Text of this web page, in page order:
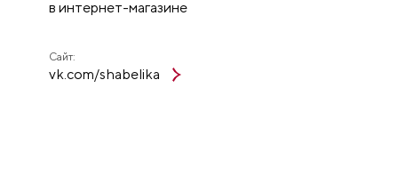
в интернет-магазине
Сайт:
vk.com/shabelika